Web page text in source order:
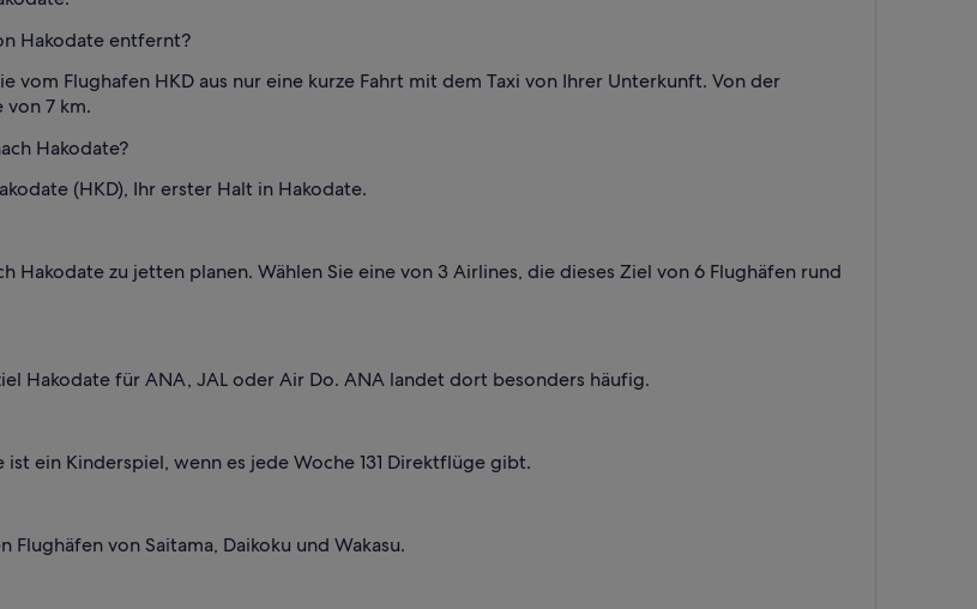
Hakodate entfernt?
vom Flughafen HKD aus nur eine kurze Fahrt mit dem Taxi von Ihrer Unterkunft. Von der
von 7 km.
Hakodate?
(HKD), Ihr erster Halt in Hakodate.
Hakodate zu jetten planen. Wählen Sie eine von 3 Airlines, die dieses Ziel von 6 Flughäfen rund
Hakodate für ANA, JAL oder Air Do. ANA landet dort besonders häufig.
ein Kinderspiel, wenn es jede Woche 131 Direktflüge gibt.
von Saitama, Daikoku und Wakasu.